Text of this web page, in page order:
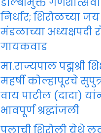
निर्धार; शिरोळच्या
मंडळाच्या अध्यक्षपदी
गायकवाड
मा.राज्यपाल पद्मश्री
महर्षी कोल्हापूरचे
वाय पाटील (दादा)
भावपूर्ण श्रद्धांजली
पुलाची शिरोली येथे